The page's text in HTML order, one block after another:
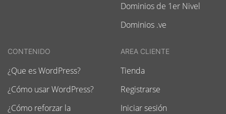
Dominios de 1er Nivel
Dominios .ve
CONTENIDO
¿Que es WordPress?
¿Cómo usar WordPress?
¿Cómo reforzar la
AREA CLIENTE
Tienda
Registrarse
Iniciar sesión